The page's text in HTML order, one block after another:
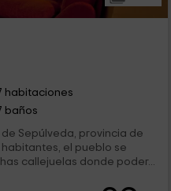
habitaciones
baños
Sepúlveda, provincia de
el pueblo se
callejuelas donde poder...